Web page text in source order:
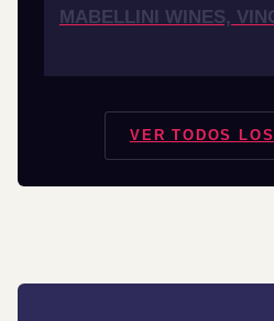
MABELLINI WINES,
VER TODOS